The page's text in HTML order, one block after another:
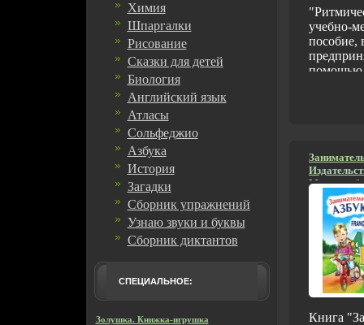
Химия
Шпаргалки
Рисование
Сказки для детей
Биология
Английский язык
Атласы
Сольфеджио
Азбука
История
Загадки
Сборник упражнений
Узнаю звуки и буквы
Сборник диктантов
СПЕЦИАЛЬНОЕ:
Золушка. Книжка-игрушка
учебно-
пособие,
помощью
на
стихов,
пособии
Мягкая
978-5-
экз
мм) инфо
Книга